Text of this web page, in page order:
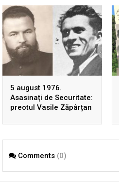
5 august 1976.
Asasinați de Securitate:
preotul Vasile Zăpârțan
uciși, în Germania, prin
Comments (0)